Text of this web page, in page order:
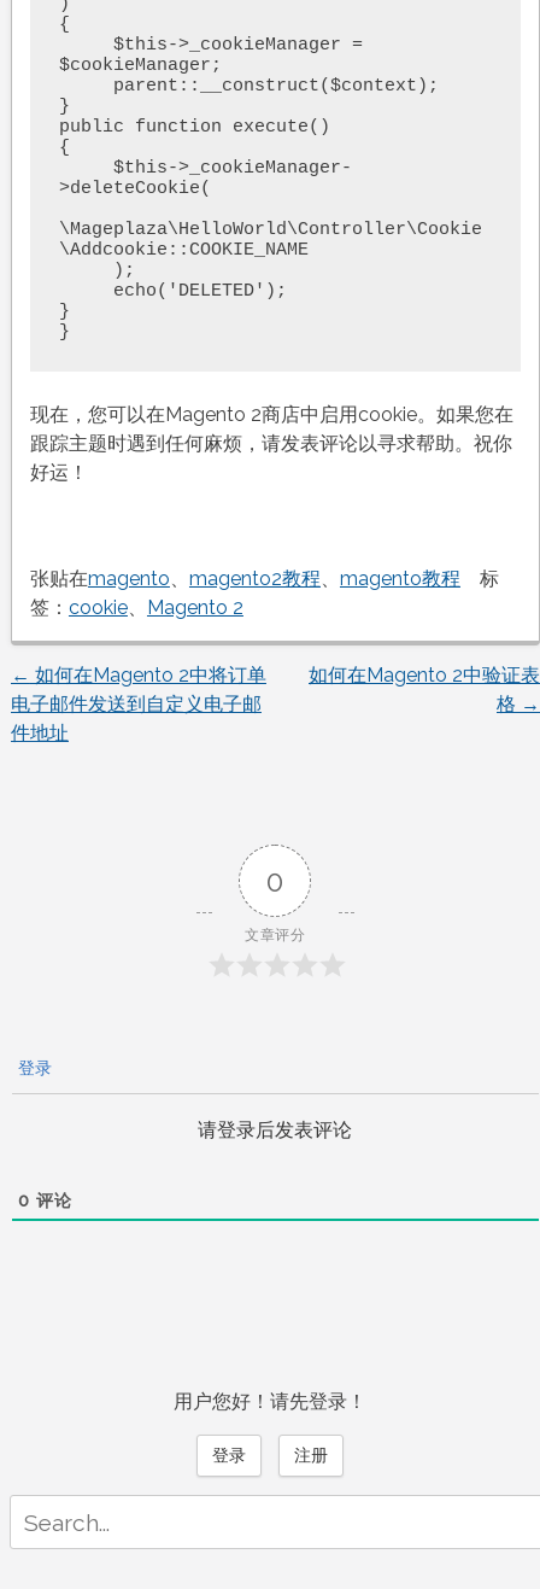
)
{
$cookieManager;
}
public function execute()
{
>deleteCookie(
\Mageplaza\HelloWorld\Controller\Cookie
\Addcookie::COOKIE_NAME
}
}
现在，您可以在Magento 2商店中启用cookie。如果您在
跟踪主题时遇到任何麻烦，请发表评论以寻求帮助。祝你
好运！
张贴在magento、 magento2教程、 magento教程
标
签： cookie、 Magento 2
文
章
← 如何在Magento 2中将订单
电子邮件发送到自定义电子邮
件地址
如何在Magento 2中验证表
格 →
0
文章评分
登录
请登录后发表评论
0 评论
用户您好！请先登录！
登录 注册
for: